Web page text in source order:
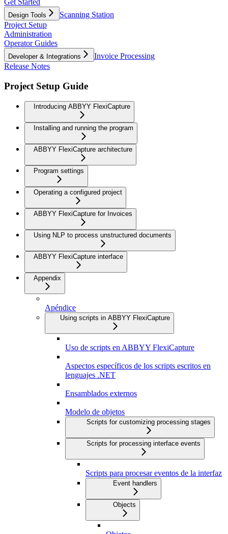
Design Tools
Scanning Station
Project Setup
Administration
Operator Guides
Developer & Integrations
Invoice Processing
Release Notes
Project Setup Guide
Introducing ABBYY FlexiCapture
Installing and running the program
ABBYY FlexiCapture architecture
Program settings
Operating a configured project
ABBYY FlexiCapture for Invoices
Using NLP to process unstructured documents
ABBYY FlexiCapture interface
Appendix
Apéndice
Using scripts in ABBYY FlexiCapture
Uso de scripts en ABBYY FlexiCapture
Aspectos específicos de los scripts escritos en
lenguajes .NET
Ensamblados externos
Modelo de objetos
Scripts for customizing processing stages
Scripts for processing interface events
Scripts para procesar eventos de la interfaz
Event handlers
Objects